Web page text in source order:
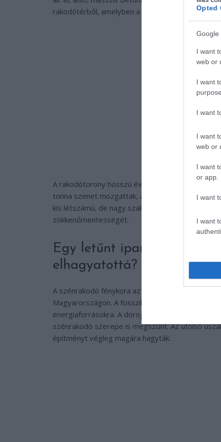
Opted
Google
I want
web or
I want
I want
I want
web or
I want
or app.
I want
I want
rakodótérből, amelyben a szén mozgatását
A rakodótorony hosszú éveken át szolgálta a
tonna szenet mozgattak, amelyet uszályokkal
kis létszámú, de nagy szaktudású csapat
zökkenőmentességét.
Egy letűnt ipari korszak
elhagyatottá?
A szénrakodó fénykora az 1970-es évekig
Magyarországon. A fosszilis energiahordozók
energiaforrásokra. A dorogi szénbányák
szénrakodó szerepe is megszűnt. Az utolsó
építményt végleg magára hagyták.